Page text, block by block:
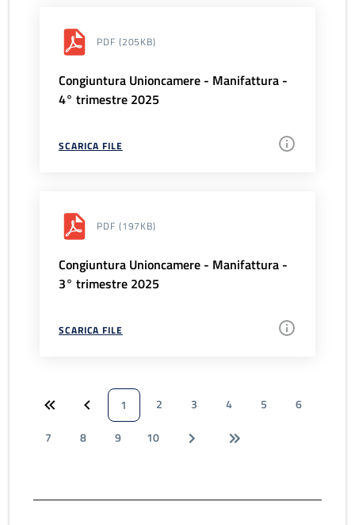
PDF (205KB)
Congiuntura Unioncamere - Manifattura -
4° trimestre 2025
SCARICA FILE
PDF (197KB)
Congiuntura Unioncamere - Manifattura -
3° trimestre 2025
SCARICA FILE
1 2 3 4 5
6
7
8 9 10